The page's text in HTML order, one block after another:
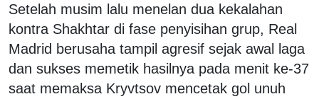
Setelah musim lalu menelan dua kekalahan
kontra Shakhtar di fase penyisihan grup, Real
Madrid berusaha tampil agresif sejak awal laga
dan sukses memetik hasilnya pada menit ke-37
saat memaksa Kryvtsov mencetak gol unuh